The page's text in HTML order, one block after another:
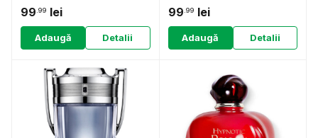
99 .99 lei
Adaugă Detalii
99 .99 lei
Adaugă Detalii